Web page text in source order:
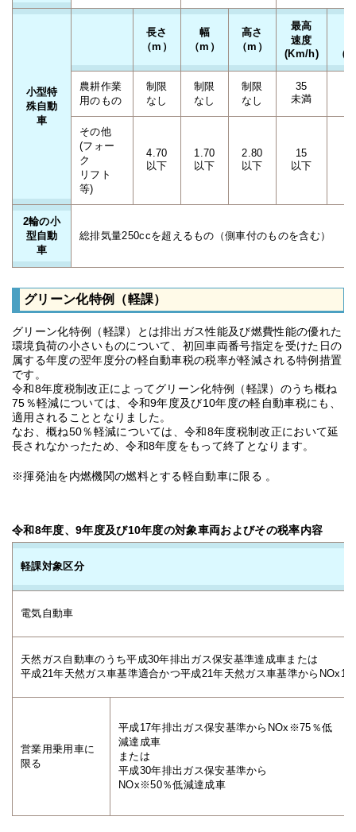
小型特
殊自動
車
長さ
（m）
幅
（m）
高さ
（m）
最高
速度
(Km/h)
（
農耕作業
用のもの
制限
なし
制限
なし
制限
なし
35
未満
その他
(フォー
ク
リフト
等)
4.70
以下
1.70
以下
2.80
以下
15
以下
2輪の小
型自動
車
総排気量250ccを超えるもの（側車付のものを含む）
グリーン化特例（軽課）
グリーン化特例（軽課）とは排出ガス性能及び燃費性能の優れた
環境負荷の小さいものについて、初回車両番号指定を受けた日の
属する年度の翌年度分の軽自動車税の税率が軽減される特例措置
です。
令和8年度税制改正によってグリーン化特例（軽課）のうち概ね
75％軽減については、令和9年度及び10年度の軽自動車税にも、
適用されることとなりました。
なお、概ね50％軽減については、令和8年度税制改正において延
長されなかったため、令和8年度をもって終了となります。
※揮発油を内燃機関の燃料とする軽自動車に限る 。
令和8年度、9年度及び10年度の対象車両およびその税率内容
軽課対象区分
電気自動車
天然ガス自動車のうち平成30年排出ガス保安基準達成車または
平成21年天然ガス車基準適合かつ平成21年天然ガス車基準からNOx10
営業用乗用車に
限る
平成17年排出ガス保安基準からNOx※75％低
減達成車
または
平成30年排出ガス保安基準から
NOx※50％低減達成車